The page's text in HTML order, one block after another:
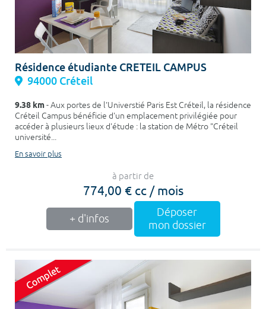
Résidence étudiante CRETEIL CAMPUS
94000 Créteil
9.38 km- Aux portes de l'Universtié Paris Est Créteil, la résidence
Créteil Campus bénéficie d'un emplacement privilégiée pour
accéder à plusieurs lieux d'étude : la station de Métro "Créteil
université...
En savoir plus
à partir de
774,00 € cc / mois
+ d'infos
Déposer
mon dossier